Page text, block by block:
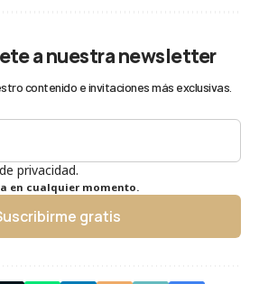
a nuestra newsletter
contenido e invitaciones más exclusivas.
privacidad.
en cualquier momento.
gratis